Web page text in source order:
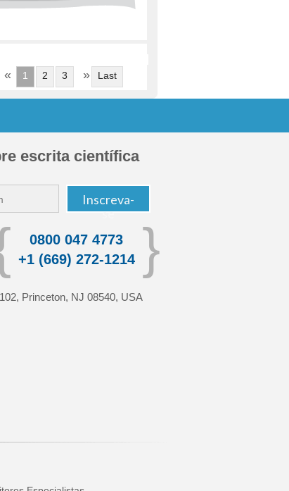
« 1 2 3 » Last
escrita científica
0800 047 4773
+1 (669) 272-1214 }
Princeton, NJ 08540, USA